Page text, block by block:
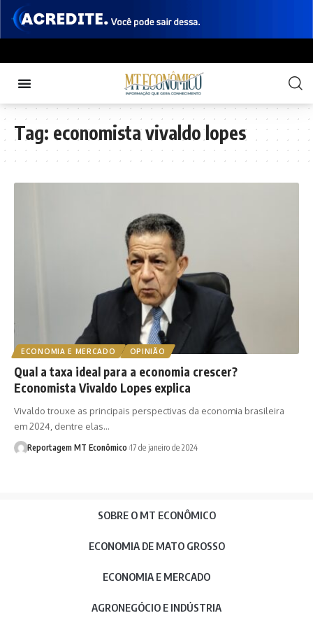
Tag: economista vivaldo lopes
ECONOMIA E MERCADO OPINIÃO
Qual a taxa ideal para a economia crescer?
Economista Vivaldo Lopes explica
Vivaldo trouxe as principais perspectivas da economia brasileira
em 2024, dentre elas…
Reportagem MT Econômico 17 de janeiro de 2024
SOBRE O MT ECONÔMICO
ECONOMIA DE MATO GROSSO
ECONOMIA E MERCADO
AGRONEGÓCIO E INDÚSTRIA